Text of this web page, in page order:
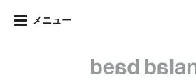
メニュー